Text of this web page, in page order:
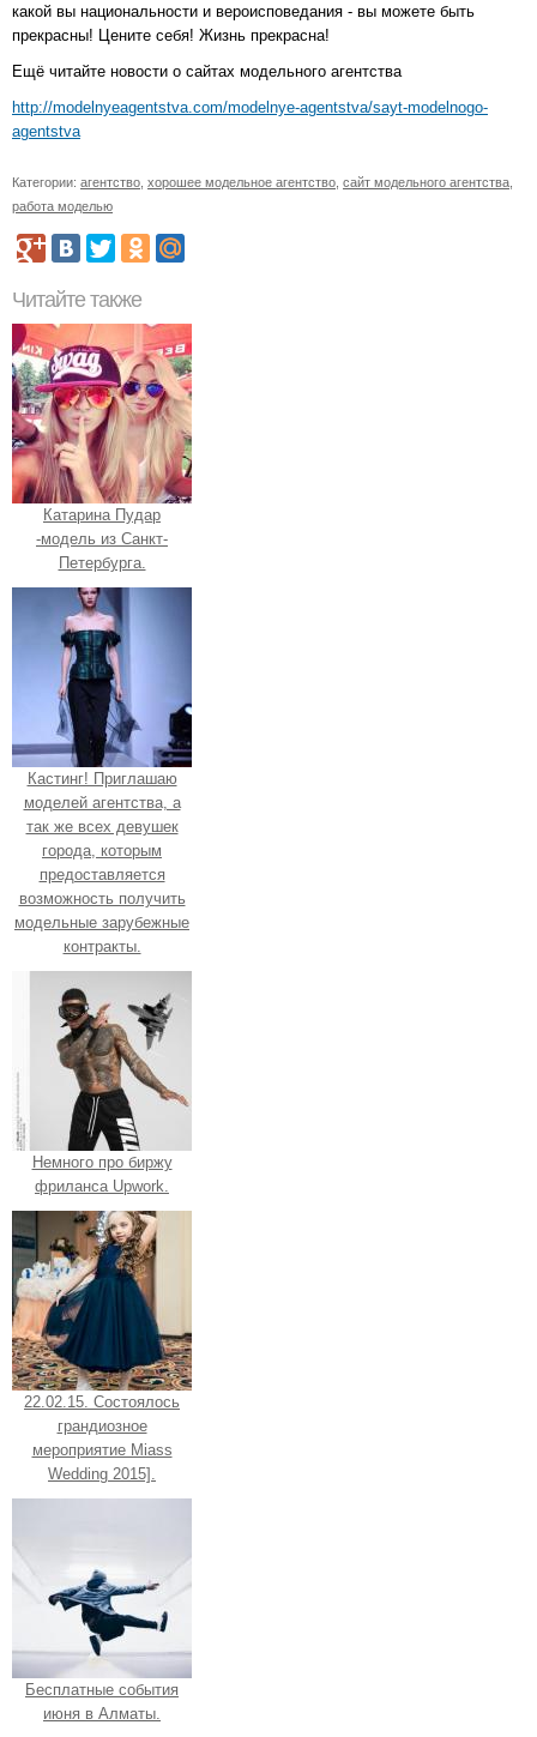
какой вы национальности и вероисповедания - вы можете быть
прекрасны! Цените себя! Жизнь прекрасна!
Ещё читайте новости о сайтах модельного агентства
http://modelnyeagentstva.com/modelnye-agentstva/sayt-modelnogo-
agentstva
Категории: агентство хорошее модельное агентство сайт модельного агентства
работа моделью
Читайте также
Катарина Пудар
-модель из Санкт-
Петербурга.
Кастинг! Приглашаю
моделей агентства, а
так же всех девушек
города, которым
предоставляется
возможность получить
модельные зарубежные
контракты.
Немного про биржу
фриланса Upwork.
22.02.15. Состоялось
грандиозное
мероприятие Miass
Wedding 2015].
Бесплатные события
июня в Алматы.